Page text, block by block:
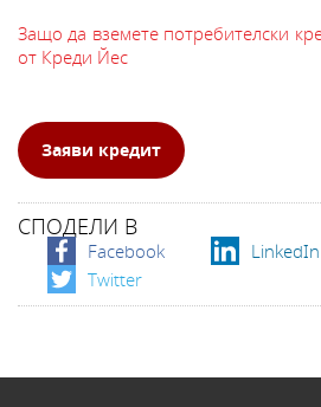
Защо да вземете потребителски
от Креди Йес
Заяви кредит
СПОДЕЛИ В
Facebook LinkedIn
Twitter